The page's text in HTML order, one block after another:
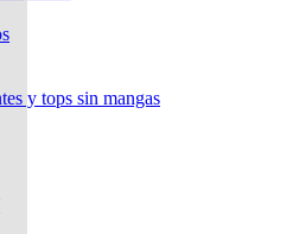
y tops sin mangas